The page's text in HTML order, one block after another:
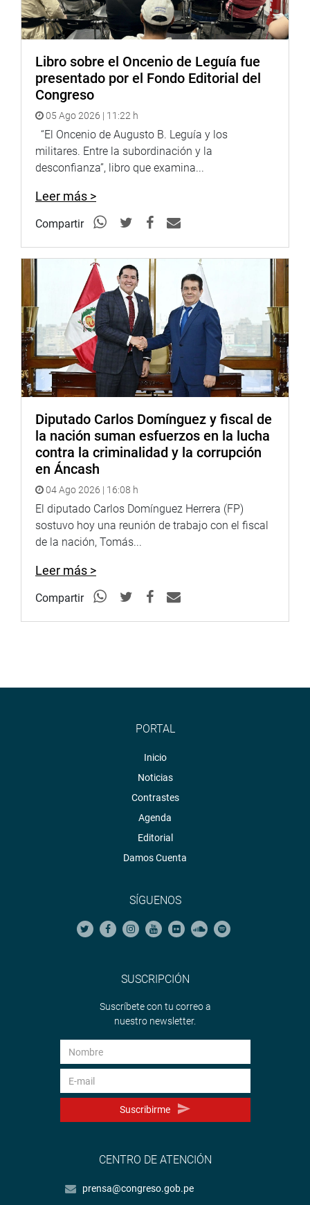
Libro sobre el Oncenio de Leguía fue
presentado por el Fondo Editorial del
Congreso
05 Ago 2026 | 11:22 h
“El Oncenio de Augusto B. Leguía y los
militares. Entre la subordinación y la
desconfianza”, libro que examina...
Leer más >
Compartir
Diputado Carlos Domínguez y fiscal de
la nación suman esfuerzos en la lucha
contra la criminalidad y la corrupción
en Áncash
04 Ago 2026 | 16:08 h
El diputado Carlos Domínguez Herrera (FP)
sostuvo hoy una reunión de trabajo con el fiscal
de la nación, Tomás...
Leer más >
Compartir
PORTAL
Inicio
Noticias
Contrastes
Agenda
Editorial
Damos Cuenta
SÍGUENOS
SUSCRIPCIÓN
Suscríbete con tu correo a
nuestro newsletter.
Suscribirme
CENTRO DE ATENCIÓN
prensa@congreso.gob.pe